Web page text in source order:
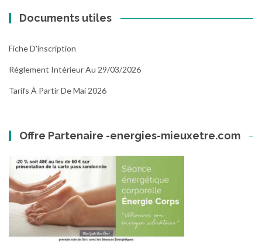
Documents utiles
Fiche D'inscription
Réglement Intérieur Au 29/03/2026
Tarifs À Partir De Mai 2026
Offre Partenaire -energies-mieuxetre.com